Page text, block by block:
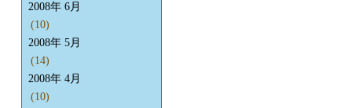
2008年 6月
(10)
2008年 5月
(14)
2008年 4月
(10)